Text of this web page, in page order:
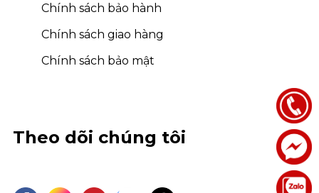
Theo dõi chúng tôi
Chính sách bảo hành
Chính sách giao hàng
Chính sách bảo mật